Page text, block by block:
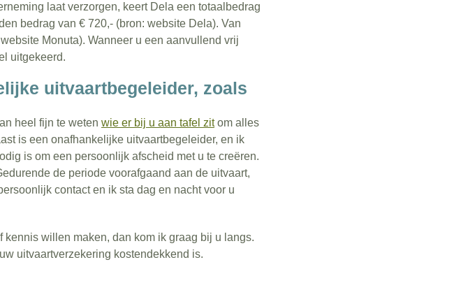
laat verzorgen, keert Dela een totaalbedrag
bedrag van € 720,- (bron: website Dela). Van
Monuta). Wanneer u een aanvullend vrij
uitgekeerd.
uitvaartbegeleider, zoals
heel fijn te weten wie er bij u aan tafel zitom alles
is een onafhankelijke uitvaartbegeleider, en ik
is om een persoonlijk afscheid met u te creëren.
de periode voorafgaand aan de uitvaart,
contact en ik sta dag en nacht voor u
willen maken, dan kom ik graag bij u langs.
uitvaartverzekering kostendekkend is.